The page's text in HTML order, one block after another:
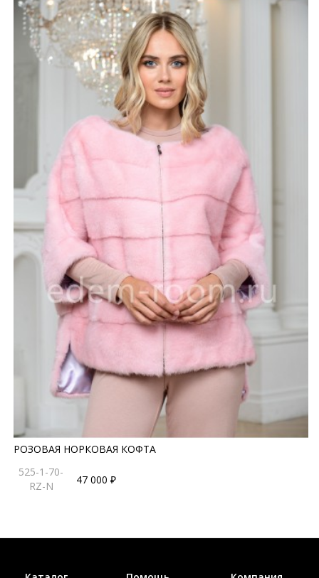
РОЗОВАЯ НОРКОВАЯ КОФТА
525-1-70-
RZ-N
47 000 ₽